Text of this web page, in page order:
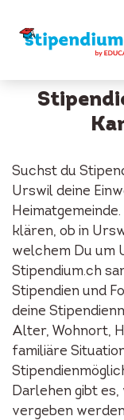
Suchst du
Urswil deine
klären, ob in
welchem Du um
Stipendium.ch
Stipendien und
deine
Alter, Wohnort,
familiäre
Darlehen gibt
vergeben